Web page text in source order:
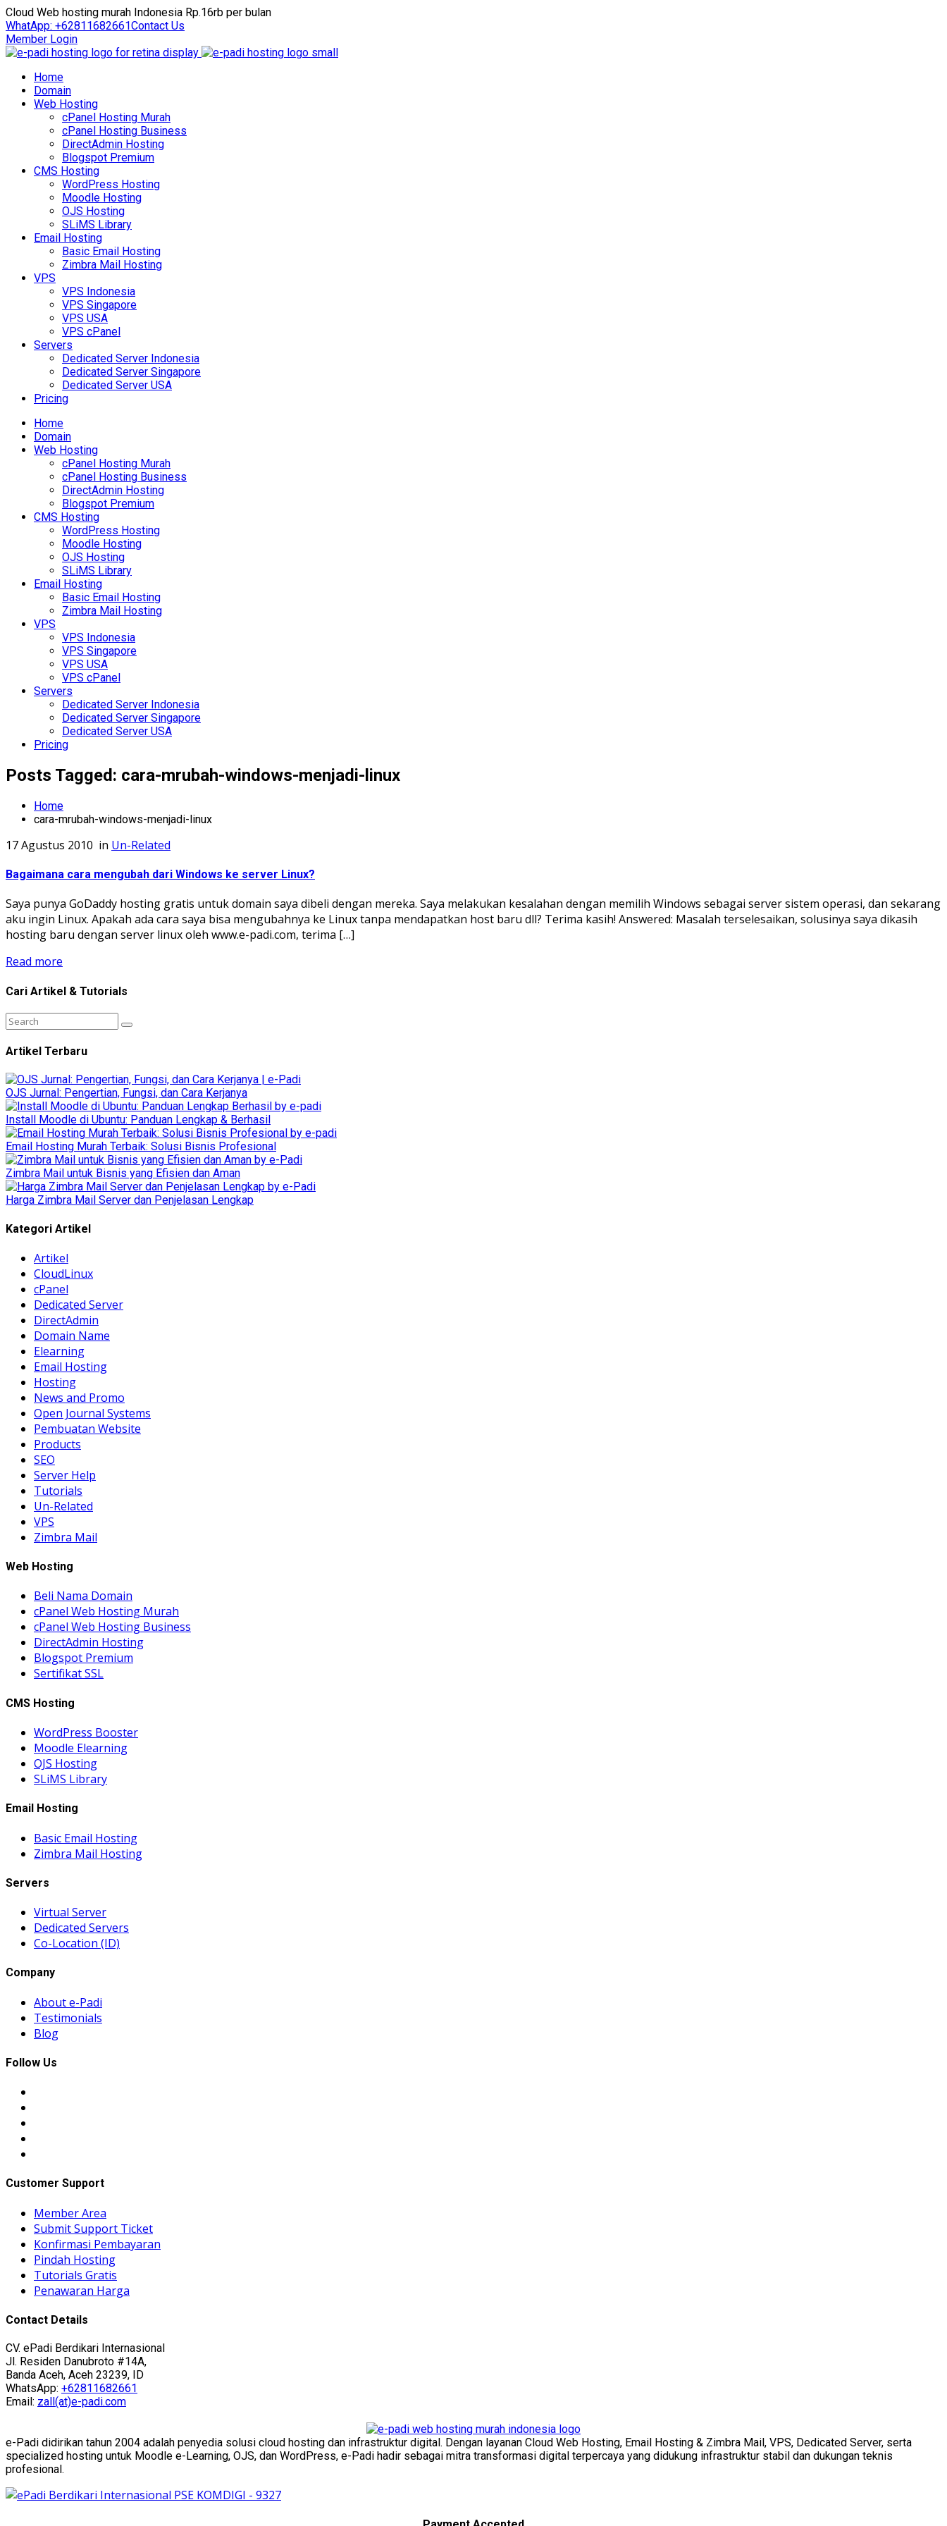
Cloud Web hosting murah Indonesia Rp.16rb per bulan
WhatApp: +62811682661Contact Us
Member Login
Home
Domain
Web Hosting
cPanel Hosting Murah
cPanel Hosting Business
DirectAdmin Hosting
Blogspot Premium
CMS Hosting
WordPress Hosting
Moodle Hosting
OJS Hosting
SLiMS Library
Email Hosting
Basic Email Hosting
Zimbra Mail Hosting
VPS
VPS Indonesia
VPS Singapore
VPS USA
VPS cPanel
Servers
Dedicated Server Indonesia
Dedicated Server Singapore
Dedicated Server USA
Pricing
Home
Domain
Web Hosting
cPanel Hosting Murah
cPanel Hosting Business
DirectAdmin Hosting
Blogspot Premium
CMS Hosting
WordPress Hosting
Moodle Hosting
OJS Hosting
SLiMS Library
Email Hosting
Basic Email Hosting
Zimbra Mail Hosting
VPS
VPS Indonesia
VPS Singapore
VPS USA
VPS cPanel
Servers
Dedicated Server Indonesia
Dedicated Server Singapore
Dedicated Server USA
Pricing
Posts Tagged: cara-mrubah-windows-menjadi-linux
Home
cara-mrubah-windows-menjadi-linux
17 Agustus 2010 in Un-Related
Bagaimana cara mengubah dari Windows ke server Linux?
Saya punya GoDaddy hosting gratis untuk domain saya dibeli dengan mereka. Saya melakukan kesalahan dengan memilih Windows sebagai server sistem operasi, dan sekarang
aku ingin Linux. Apakah ada cara saya bisa mengubahnya ke Linux tanpa mendapatkan host baru dll? Terima kasih! Answered: Masalah terselesaikan, solusinya saya dikasih
hosting baru dengan server linux oleh www.e-padi.com, terima […]
Read more
Cari Artikel & Tutorials
Artikel Terbaru
OJS Jurnal: Pengertian, Fungsi, dan Cara Kerjanya
Install Moodle di Ubuntu: Panduan Lengkap & Berhasil
Email Hosting Murah Terbaik: Solusi Bisnis Profesional
Zimbra Mail untuk Bisnis yang Efisien dan Aman
Harga Zimbra Mail Server dan Penjelasan Lengkap
Kategori Artikel
Artikel
CloudLinux
cPanel
Dedicated Server
DirectAdmin
Domain Name
Elearning
Email Hosting
Hosting
News and Promo
Open Journal Systems
Pembuatan Website
Products
SEO
Server Help
Tutorials
Un-Related
VPS
Zimbra Mail
Web Hosting
Beli Nama Domain
cPanel Web Hosting Murah
cPanel Web Hosting Business
DirectAdmin Hosting
Blogspot Premium
Sertifikat SSL
CMS Hosting
WordPress Booster
Moodle Elearning
OJS Hosting
SLiMS Library
Email Hosting
Basic Email Hosting
Zimbra Mail Hosting
Servers
Virtual Server
Dedicated Servers
Co-Location (ID)
Company
About e-Padi
Testimonials
Blog
Follow Us
Customer Support
Member Area
Submit Support Ticket
Konfirmasi Pembayaran
Pindah Hosting
Tutorials Gratis
Penawaran Harga
Contact Details
CV. ePadi Berdikari Internasional
Jl. Residen Danubroto #14A,
Banda Aceh, Aceh 23239, ID
WhatsApp: +62811682661
Email: zall(at)e-padi.com
e-Padi didirikan tahun 2004 adalah penyedia solusi cloud hosting dan infrastruktur digital. Dengan layanan Cloud Web Hosting, Email Hosting & Zimbra Mail, VPS, Dedicated Server, serta
specialized hosting untuk Moodle e-Learning, OJS, dan WordPress, e-Padi hadir sebagai mitra transformasi digital terpercaya yang didukung infrastruktur stabil dan dukungan teknis
profesional.